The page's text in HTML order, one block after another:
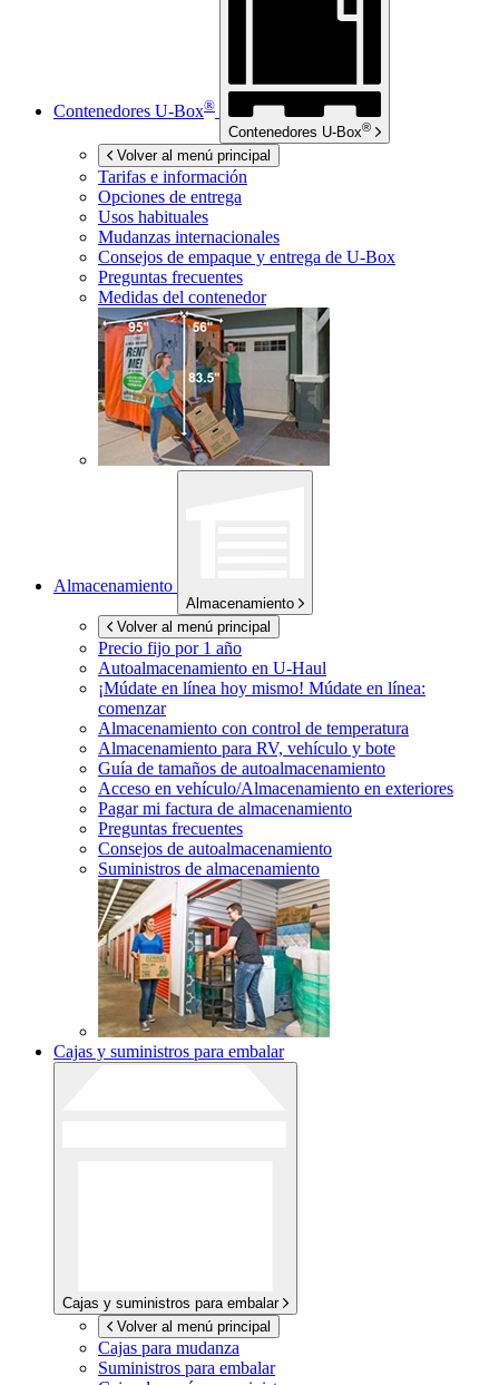
Contenedores U-Box®
Contenedores U-Box®
Volver al menú principal
Tarifas e información
Opciones de entrega
Usos habituales
Mudanzas internacionales
Consejos de empaque y entrega de U-Box
Preguntas frecuentes
Medidas del contenedor
Almacenamiento
Almacenamiento
Volver al menú principal
Precio fijo por 1 año
Autoalmacenamiento en U-Haul
¡Múdate en línea hoy mismo! Múdate en línea:
comenzar
Almacenamiento con control de temperatura
Almacenamiento para RV, vehículo y bote
Guía de tamaños de autoalmacenamiento
Acceso en vehículo/Almacenamiento en exteriores
Pagar mi factura de almacenamiento
Preguntas frecuentes
Consejos de autoalmacenamiento
Suministros de almacenamiento
Cajas y suministros para embalar
Cajas y suministros para embalar
Volver al menú principal
Cajas para mudanza
Suministros para embalar